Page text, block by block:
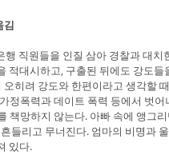
김
직원들을 인질 삼아 경찰과 대
적대시하고, 구출된 뒤에도 강도들
히려 강도와 한편이라고 생각할
정폭력과 데이트 폭력 등에서 벗
책망하지 않는다. 아빠 속에 앵그
들리고 무너진다. 엄마의 비명과
있다.